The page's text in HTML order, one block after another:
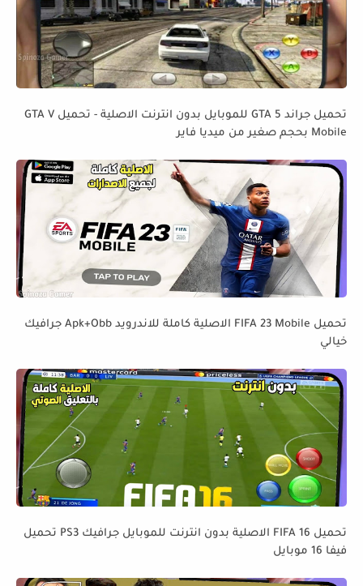
تحميل جراند GTA 5 للموبايل بدون انترنت الاصلية - تحميل GTA V
Mobile بحجم صغير من ميديا فاير
تحميل FIFA 23 Mobile الاصلية كاملة للاندرويد Apk+Obb جرافيك
خيالي
تحميل FIFA 16 الاصلية بدون انترنت للموبايل جرافيك PS3 تحميل
فيفا 16 موبايل